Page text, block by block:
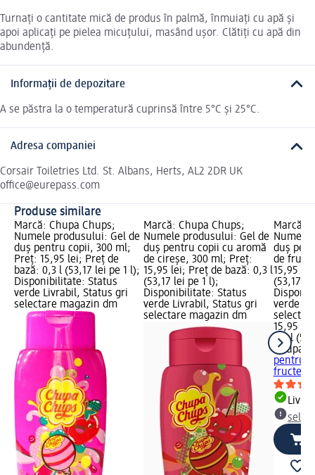
Turnați o cantitate mică de produs în palmă, înmuiați cu apă și
apoi aplicați pe pielea micuțului, masând ușor. Clătiți cu apă din
abundență.
Informații de depozitare
A se păstra la o temperatură cuprinsă între 5°C și 25°C.
Adresa companiei
Corsair Toiletries Ltd. St. Albans, Herts, AL2 2DR UK
office@eurepass.com
Produse similare
Marcă: Chupa Chups;
Numele produsului: Gel de
duș pentru copii, 300 ml;
Preț: 15,95 lei; Preț de
bază: 0,3 l (53,17 lei pe 1 l);
Disponibilitate: Status
verde Livrabil, Status gri
selectare magazin dm
Marcă: Chupa Chups;
Numele produsului: Gel de
duș pentru copii cu aromă
de cireșe, 300 ml; Preț:
15,95 lei; Preț de bază: 0,3 l
(53,17 lei pe 1 l);
Disponibilitate: Status
verde Livrabil, Status gri
selectare magazin dm
Marcă:
Numele
duș
de
15,95
(53,17
verde
15,95 lei
0,3 l
Chupa
pentru
fructe,